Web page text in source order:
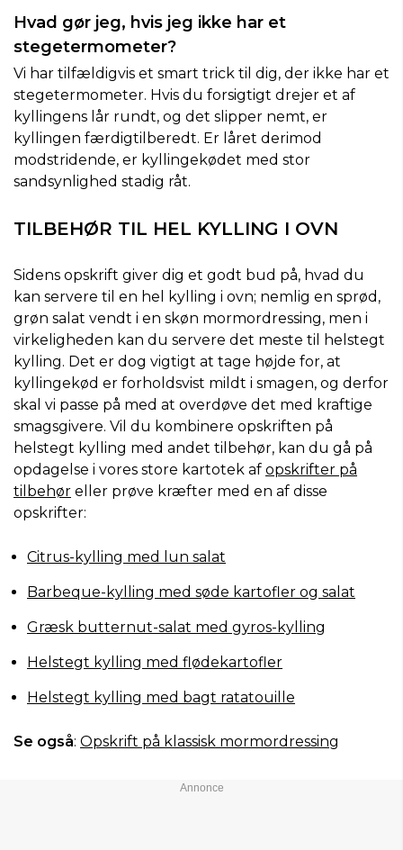
Hvad gør jeg, hvis jeg ikke har et
stegetermometer?
Vi har tilfældigvis et smart trick til dig, der ikke har et
stegetermometer. Hvis du forsigtigt drejer et af
kyllingens lår rundt, og det slipper nemt, er
kyllingen færdigtilberedt. Er låret derimod
modstridende, er kyllingekødet med stor
sandsynlighed stadig råt.
TILBEHØR TIL HEL KYLLING I OVN
Sidens opskrift giver dig et godt bud på, hvad du
kan servere til en hel kylling i ovn; nemlig en sprød,
grøn salat vendt i en skøn mormordressing, men i
virkeligheden kan du servere det meste til helstegt
kylling. Det er dog vigtigt at tage højde for, at
kyllingekød er forholdsvist mildt i smagen, og derfor
skal vi passe på med at overdøve det med kraftige
smagsgivere. Vil du kombinere opskriften på
helstegt kylling med andet tilbehør, kan du gå på
opdagelse i vores store kartotek af opskrifter på
tilbehør eller prøve kræfter med en af disse
opskrifter:
Citrus-kylling med lun salat
Barbeque-kylling med søde kartofler og salat
Græsk butternut-salat med gyros-kylling
Helstegt kylling med flødekartofler
Helstegt kylling med bagt ratatouille
Se også: Opskrift på klassisk mormordressing